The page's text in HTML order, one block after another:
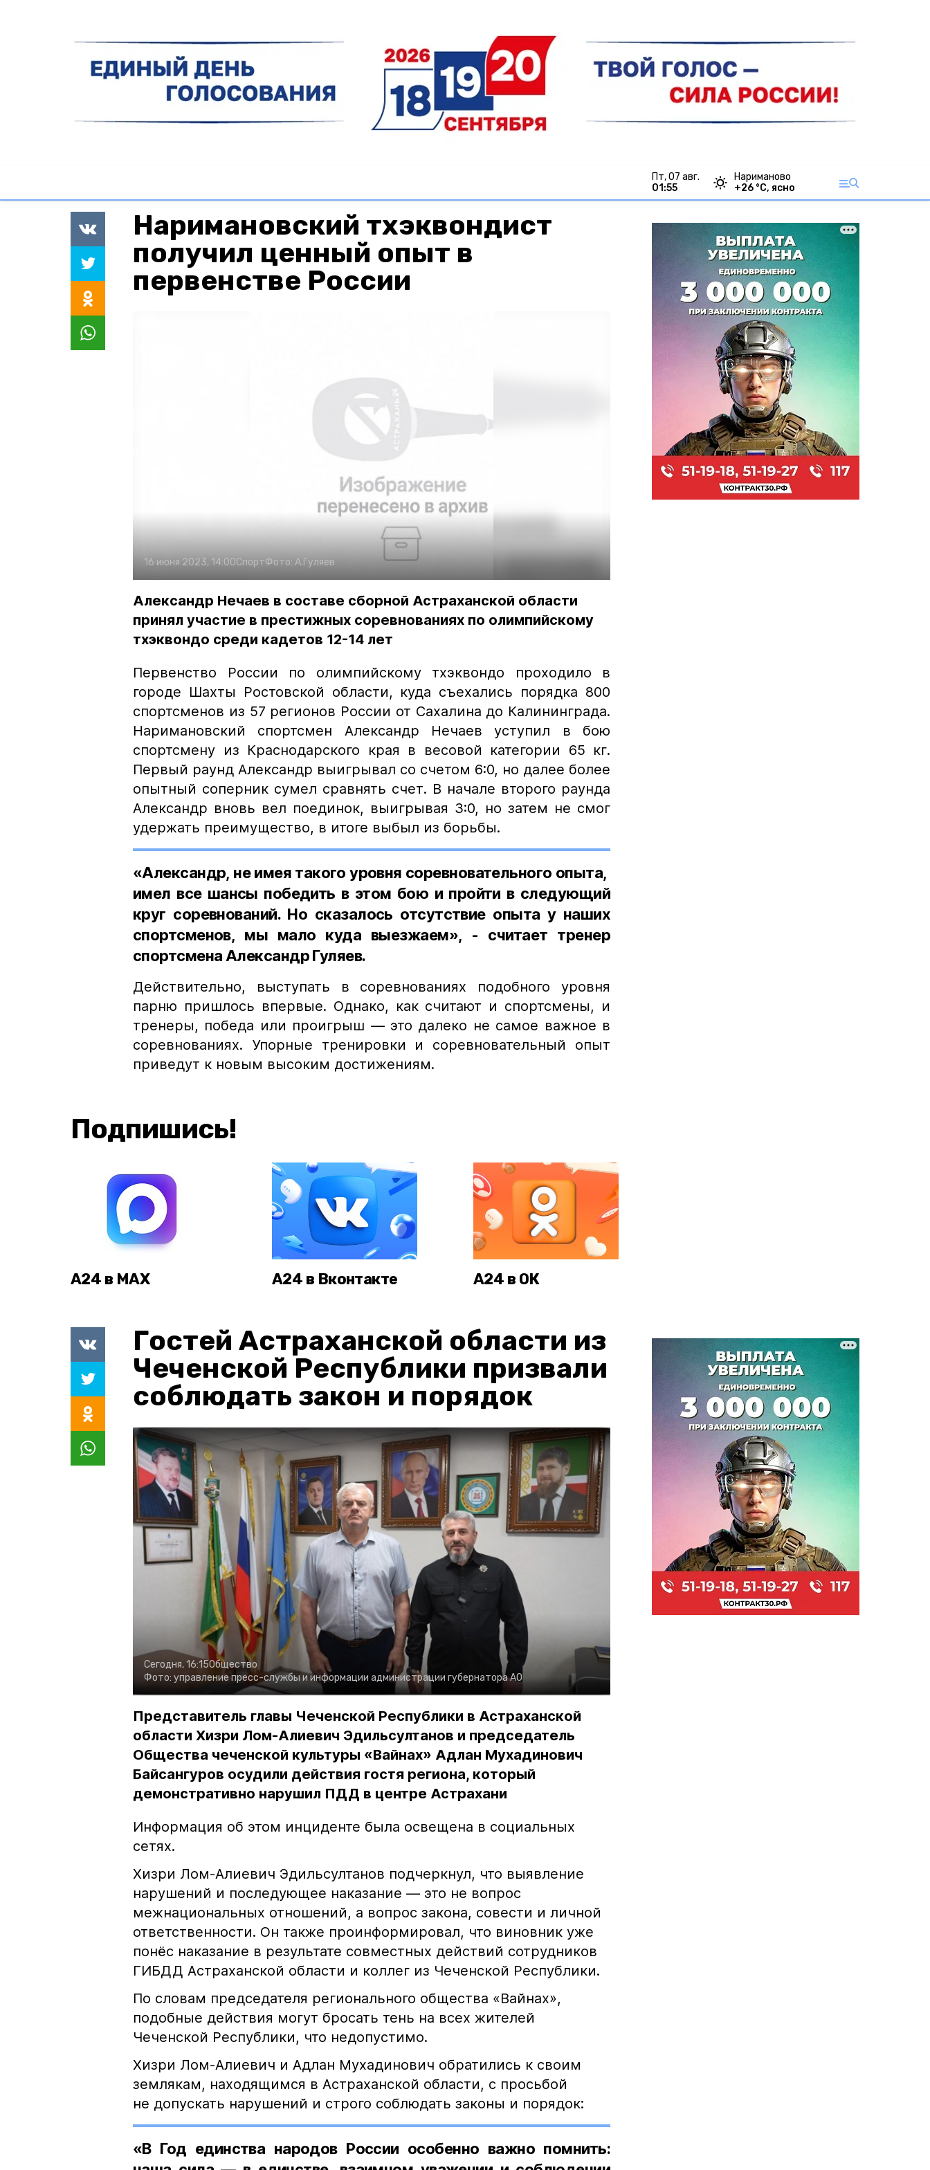
пт, 07 авг.
01:55
Нариманово
+26 °С, ясно
Наримановский тхэквондист
получил ценный опыт в
первенстве России
16 июня 2023, 14:00СпортФото: А.Гуляев
Александр Нечаев в составе сборной Астраханской области
принял участие в престижных соревнованиях по олимпийскому
тхэквондо среди кадетов 12-14 лет
Первенство России по олимпийскому тхэквондо проходило в
городе Шахты Ростовской области, куда съехались порядка 800
спортсменов из 57 регионов России от Сахалина до Калининграда.
Наримановский спортсмен Александр Нечаев уступил в бою
спортсмену из Краснодарского края в весовой категории 65 кг.
Первый раунд Александр выигрывал со счетом 6:0, но далее более
опытный соперник сумел сравнять счет. В начале второго раунда
Александр вновь вел поединок, выигрывая 3:0, но затем не смог
удержать преимущество, в итоге выбыл из борьбы.
«Александр, не имея такого уровня соревновательного опыта,
имел все шансы победить в этом бою и пройти в следующий
круг соревнований. Но сказалось отсутствие опыта у наших
спортсменов, мы мало куда выезжаем», - считает тренер
спортсмена Александр Гуляев.
Действительно, выступать в соревнованиях подобного уровня
парню пришлось впервые. Однако, как считают и спортсмены, и
тренеры, победа или проигрыш — это далеко не самое важное в
соревнованиях. Упорные тренировки и соревновательный опыт
приведут к новым высоким достижениям.
Подпишись!
А24 в MAX А24 в Вконтакте А24 в ОК
Гостей Астраханской области из
Чеченской Республики призвали
соблюдать закон и порядок
Сегодня, 16:15Общество
Фото: управление пресс-службы и информации администрации губернатора АО
Представитель главы Чеченской Республики в Астраханской
области Хизри Лом-Алиевич Эдильсултанов и председатель
Общества чеченской культуры «Вайнах» Адлан Мухадинович
Байсангуров осудили действия гостя региона, который
демонстративно нарушил ПДД в центре Астрахани
Информация об этом инциденте была освещена в социальных
сетях.
Хизри Лом-Алиевич Эдильсултанов подчеркнул, что выявление
нарушений и последующее наказание — это не вопрос
межнациональных отношений, а вопрос закона, совести и личной
ответственности. Он также проинформировал, что виновник уже
понёс наказание в результате совместных действий сотрудников
ГИБДД Астраханской области и коллег из Чеченской Республики.
По словам председателя регионального общества «Вайнах»,
подобные действия могут бросать тень на всех жителей
Чеченской Республики, что недопустимо.
Хизри Лом-Алиевич и Адлан Мухадинович обратились к своим
землякам, находящимся в Астраханской области, с просьбой
не допускать нарушений и строго соблюдать законы и порядок:
«В Год единства народов России особенно важно помнить: